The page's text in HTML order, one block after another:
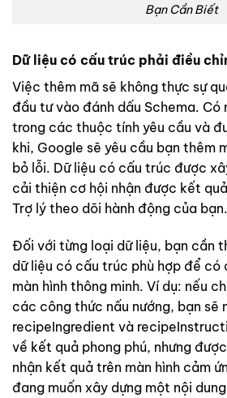
Bạn Cần Biết
Dữ liệu có cấu trúc phải điều
Việc thêm mã sẽ không thực sự
đầu tư vào đánh dấu Schema.
trong các thuộc tính yêu cầu và
khi, Google sẽ yêu cầu bạn thêm
bỏ lỗi. Dữ liệu có cấu trúc được
cải thiện cơ hội nhận được kết
Trợ lý theo dõi hành động của bạn.
Đối với từng loại dữ liệu, bạn cần
dữ liệu có cấu trúc phù hợp để có
màn hình thông minh. Ví dụ: nếu
các công thức nấu nướng, bạn sẽ
recipeIngredient và
về kết quả phong phú, nhưng
nhận kết quả trên màn hình cảm
đang muốn xây dựng một nội